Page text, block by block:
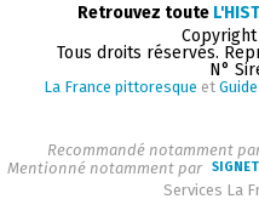
Retrouvez toute
Tous droits réservés.
N°
La France pittoresque et
Recommandé notamment
Mentionné notamment par
Services La